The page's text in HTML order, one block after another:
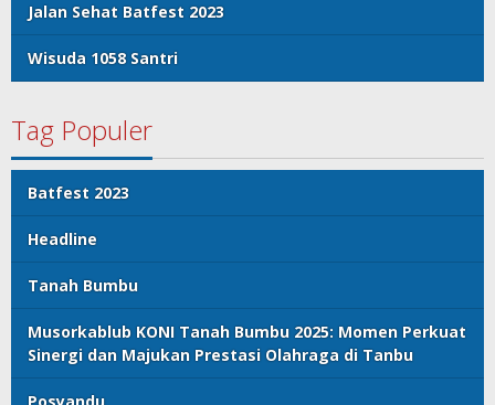
Jalan Sehat Batfest 2023
Wisuda 1058 Santri
Tag Populer
Batfest 2023
Headline
Tanah Bumbu
Musorkablub KONI Tanah Bumbu 2025: Momen Perkuat
Sinergi dan Majukan Prestasi Olahraga di Tanbu